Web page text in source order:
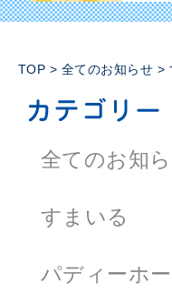
TOP > 全てのお知らせ >
全てのお知
すまいる
パディーホ